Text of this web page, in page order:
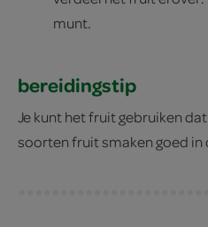
munt.
bereidingstip
Je kunt het fruit gebruiken
soorten fruit smaken goed in